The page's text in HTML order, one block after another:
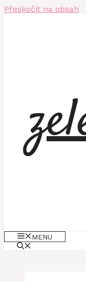
Přeskočit na obsah
MENU